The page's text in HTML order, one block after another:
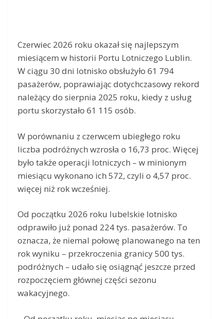
Czerwiec 2026 roku okazał się najlepszym
miesiącem w historii Portu Lotniczego Lublin.
W ciągu 30 dni lotnisko obsłużyło 61 794
pasażerów, poprawiając dotychczasowy rekord
należący do sierpnia 2025 roku, kiedy z usług
portu skorzystało 61 115 osób.
W porównaniu z czerwcem ubiegłego roku
liczba podróżnych wzrosła o 16,73 proc. Więcej
było także operacji lotniczych – w minionym
miesiącu wykonano ich 572, czyli o 4,57 proc.
więcej niż rok wcześniej.
Od początku 2026 roku lubelskie lotnisko
odprawiło już ponad 224 tys. pasażerów. To
oznacza, że niemal połowę planowanego na ten
rok wyniku – przekroczenia granicy 500 tys.
podróżnych – udało się osiągnąć jeszcze przed
rozpoczęciem głównej części sezonu
wakacyjnego.